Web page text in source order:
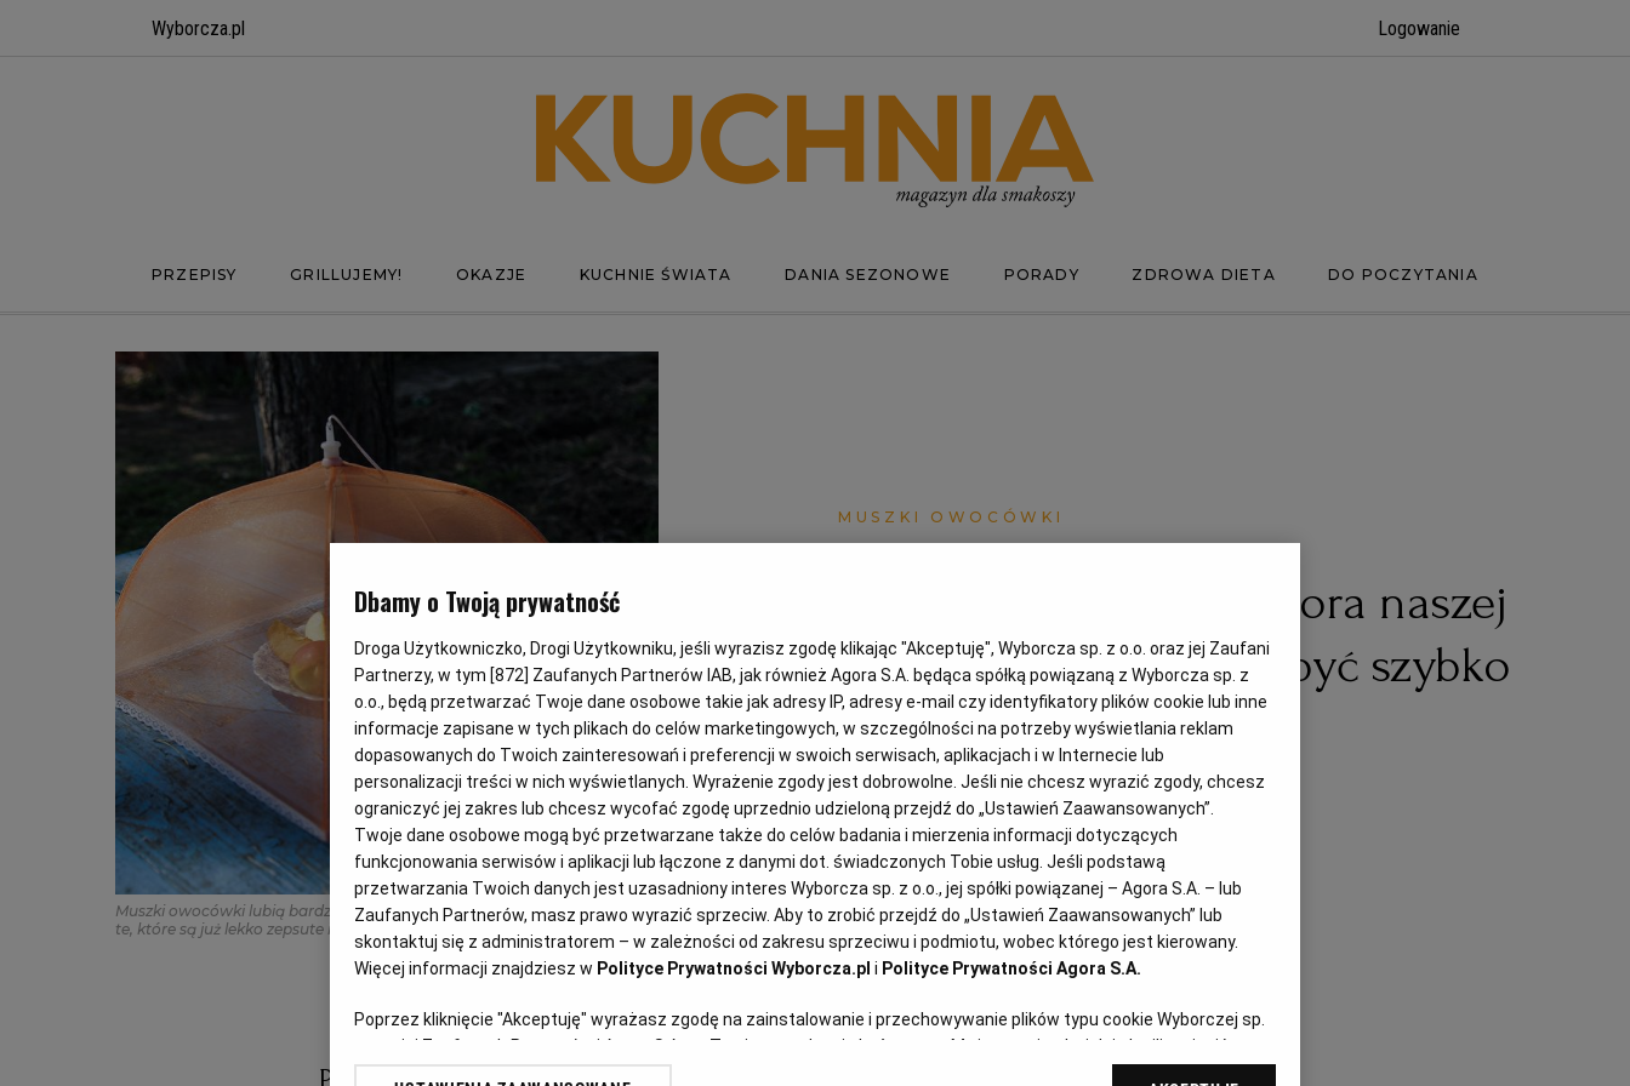
Wyborcza.pl Logowanie
PRZEPISY GRILLUJEMY! OKAZJE KUCHNIE ŚWIATA DANIA SEZONOWE PORADY ZDROWA DIETA DO POCZYTANIA
MUSZKI OWOCÓWKI
Muszki owocówki - zmora naszej
kuchni. Jak się ich pozbyć szybko
i skutecznie
Jolanta Łasiewicka 27.05.2021
Muszki owocówki lubią bardzo dojrzałe owoce i warzywa, a najbardziej
te, które są już lekko zepsute i sfermentowane.
(Fot. Shutterstock.com)
Dbamy o Twoją prywatność
Droga Użytkowniczko, Drogi Użytkowniku, jeśli wyrazisz zgodę klikając "Akceptuję", Wyborcza sp. z o.o. oraz jej Zaufani
Partnerzy, w tym [872] Zaufanych Partnerów IAB, jak również Agora S.A. będąca spółką powiązaną z Wyborcza sp. z
o.o., będą przetwarzać Twoje dane osobowe takie jak adresy IP, adresy e-mail czy identyfikatory plików cookie lub inne
informacje zapisane w tych plikach do celów marketingowych, w szczególności na potrzeby wyświetlania reklam
dopasowanych do Twoich zainteresowań i preferencji w swoich serwisach, aplikacjach i w Internecie lub
personalizacji treści w nich wyświetlanych. Wyrażenie zgody jest dobrowolne. Jeśli nie chcesz wyrazić zgody, chcesz
ograniczyć jej zakres lub chcesz wycofać zgodę uprzednio udzieloną przejdź do „Ustawień Zaawansowanych”.
Twoje dane osobowe mogą być przetwarzane także do celów badania i mierzenia informacji dotyczących
funkcjonowania serwisów i aplikacji lub łączone z danymi dot. świadczonych Tobie usług. Jeśli podstawą
przetwarzania Twoich danych jest uzasadniony interes Wyborcza sp. z o.o., jej spółki powiązanej – Agora S.A. – lub
Zaufanych Partnerów, masz prawo wyrazić sprzeciw. Aby to zrobić przejdź do „Ustawień Zaawansowanych” lub
skontaktuj się z administratorem – w zależności od zakresu sprzeciwu i podmiotu, wobec którego jest kierowany.
Więcej informacji znajdziesz w Polityce Prywatności Wyborcza.pl i Polityce Prywatności Agora S.A.
Poprzez kliknięcie "Akceptuję" wyrażasz zgodę na zainstalowanie i przechowywanie plików typu cookie Wyborczej sp.
z o. o. jej Zaufanych Partnerów i Agora S.A. na Twoim urządzeniu końcowym. Możesz też w każdej chwili zmienić
swoje preferencje dot. plików cookie, ponownie wywołując narzędzie do zarządzania Twoimi preferencjami dot.